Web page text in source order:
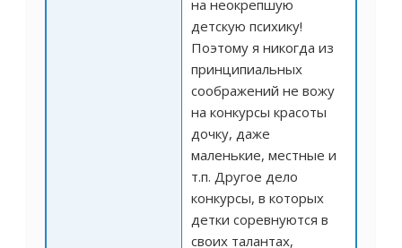
на неокрепшую
детскую психику!
Поэтому я никогда из
принципиальных
соображений не вожу
на конкурсы красоты
дочку, даже
маленькие, местные и
т.п. Другое дело
конкурсы, в которых
детки соревнуются в
своих талантах,